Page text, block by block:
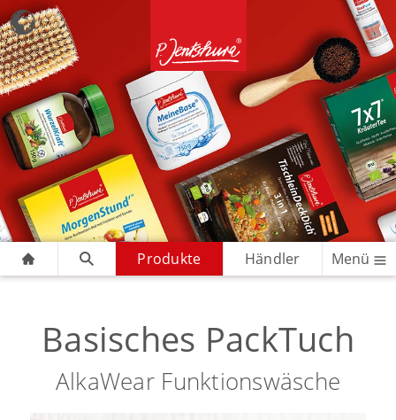
Produkte Händler Menü
Basisches PackTuch
AlkaWear Funktionswäsche